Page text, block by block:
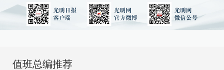
值班总编推荐